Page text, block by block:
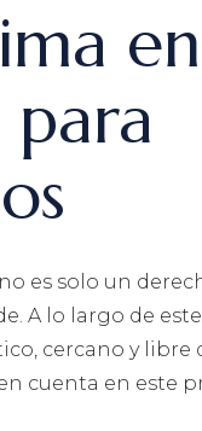
para
no es solo un
A lo largo de
cercano y libre
cuenta en este